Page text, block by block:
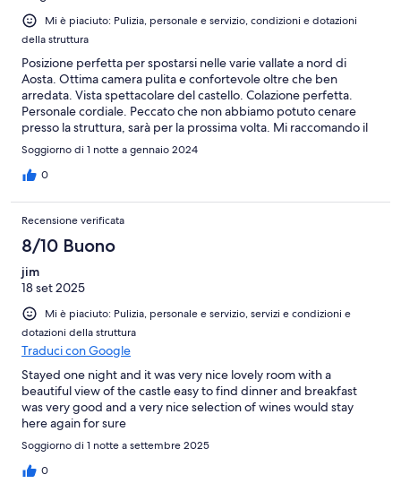
Mi è piaciuto: Pulizia, personale e servizio, condizioni e dotazioni
della struttura
Posizione perfetta per spostarsi nelle varie vallate a nord di
Aosta. Ottima camera pulita e confortevole oltre che ben
arredata. Vista spettacolare del castello. Colazione perfetta.
Personale cordiale. Peccato che non abbiamo potuto cenare
presso la struttura, sarà per la prossima volta. Mi raccomando il
phon non è in camera: bisogna chiederlo in reception quindi
attenzione prima di mettervi sotto la doccia... Unica pecca
riscontrata a parer mio, è la mancanza di un bolittore con due
rientrare alla sera e sorseggiare una tisana prima di coricarmi.E'
una coccola che è sempre molto gradita quando la trovo negli
hotel. Per il resto tutto perfetto
Soggiorno di 1 notte a gennaio 2024
0
Recensione verificata
8/10 Buono
jim
18 set 2025
Mi è piaciuto: Pulizia, personale e servizio, servizi e condizioni e
dotazioni della struttura
Traduci con Google
Stayed one night and it was very nice lovely room with a
beautiful view of the castle easy to find dinner and breakfast
was very good and a very nice selection of wines would stay
here again for sure
Soggiorno di 1 notte a settembre 2025
0